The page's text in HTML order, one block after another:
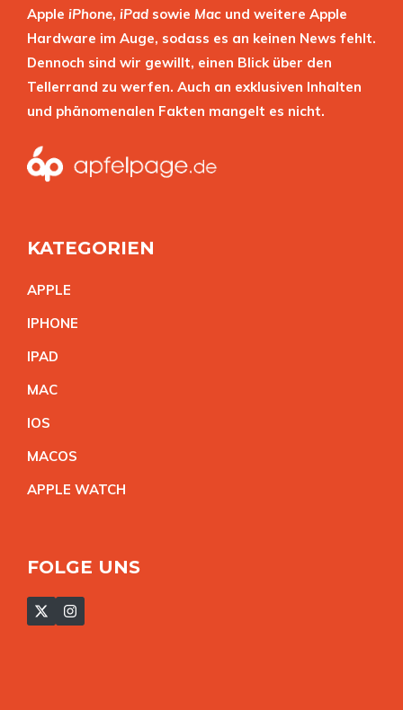
Apple iPhone, iPad sowie Mac und weitere Apple
Hardware im Auge, sodass es an keinen News fehlt.
Dennoch sind wir gewillt, einen Blick über den
Tellerrand zu werfen. Auch an exklusiven Inhalten
und phänomenalen Fakten mangelt es nicht.
KATEGORIEN
APPLE
IPHONE
IPAD
MAC
IOS
MACOS
APPLE WATCH
FOLGE UNS